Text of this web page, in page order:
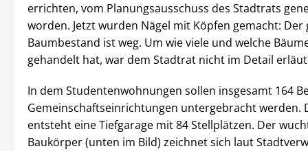
errichten, vom Planungsausschuss des Stadtrats
worden. Jetzt wurden Nägel mit Köpfen gemacht: Der
Baumbestand ist weg. Um wie viele und welche
gehandelt hat, war dem Stadtrat nicht im Detail
In dem Studentenwohnungen sollen insgesamt 164
Gemeinschaftseinrichtungen untergebracht werden.
entsteht eine Tiefgarage mit 84 Stellplätzen. Der
Baukörper (unten im Bild) zeichnet sich laut